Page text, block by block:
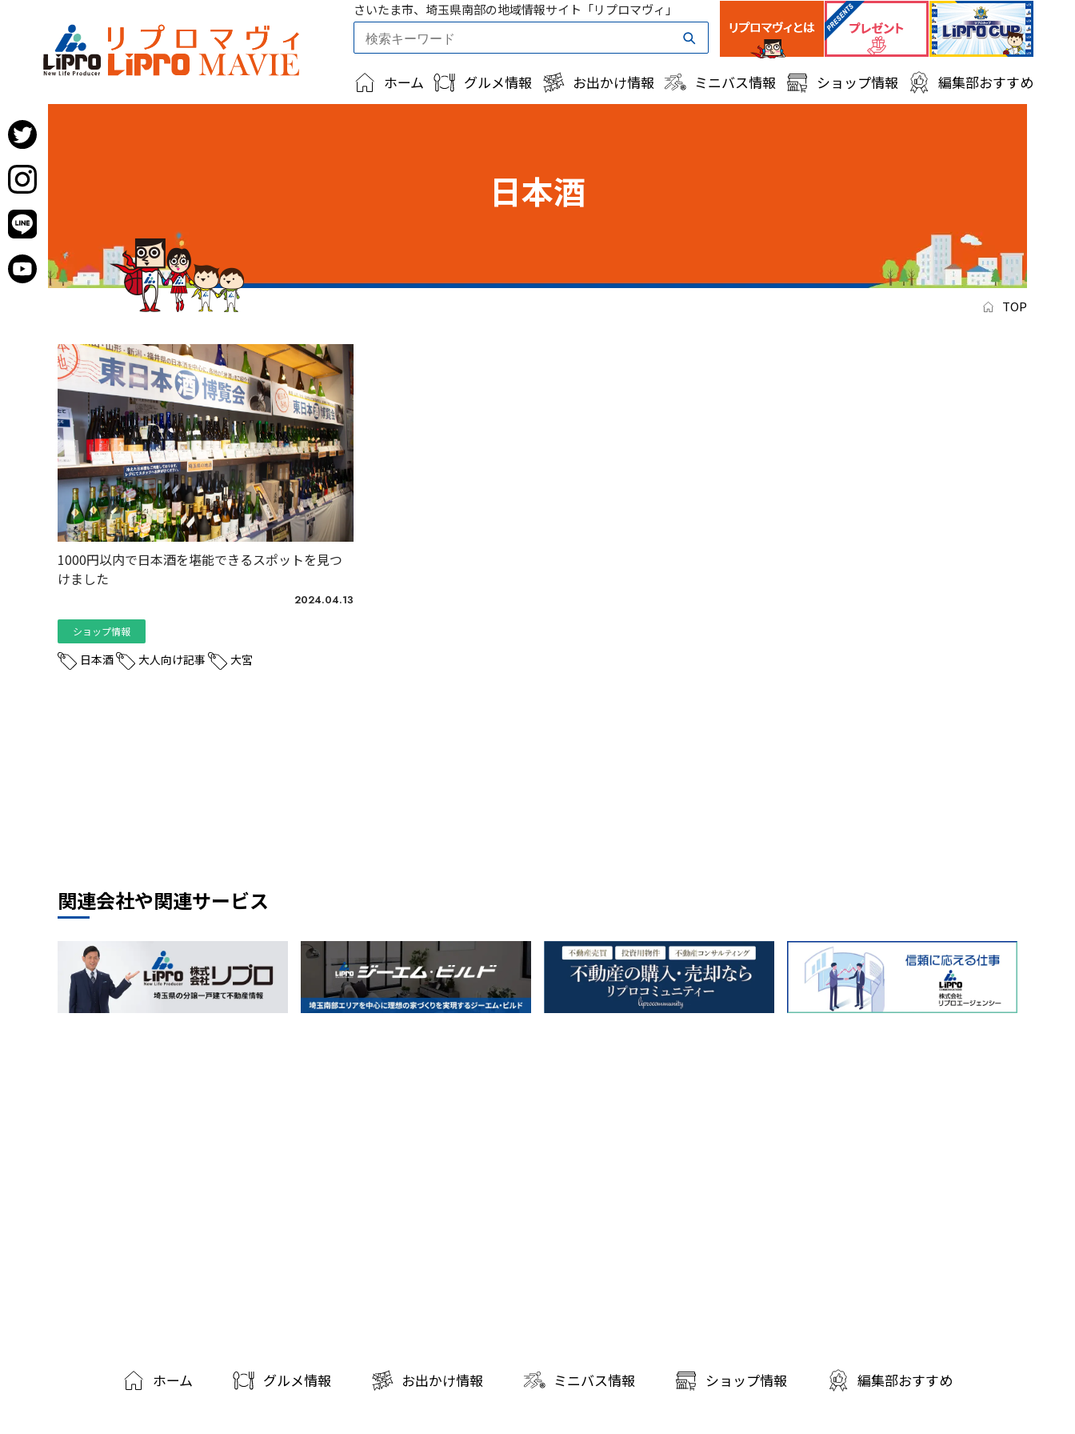
さいたま市、埼玉県南部の地域情報サイト「リプロマヴィ」
ホーム グルメ情報 お出かけ情報 ミニバス情報 ショップ情報 編集部おすすめ
日本酒
TOP
1000円以内で日本酒を堪能できるスポットを見つ
けました
2024.04.13
ショップ情報
日本酒 大人向け記事 大宮
関連会社や関連サービス
ホーム グルメ情報 お出かけ情報 ミニバス情報 ショップ情報 編集部おすすめ